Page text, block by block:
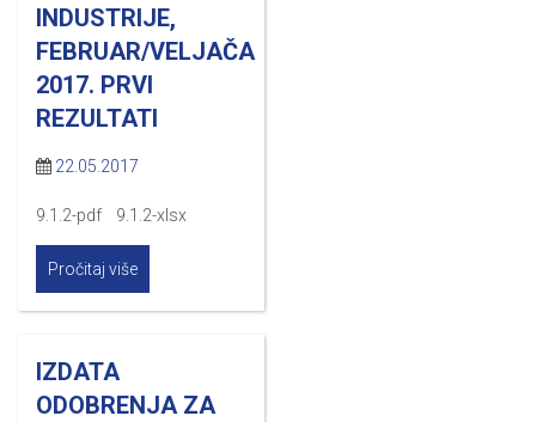
INDUSTRIJE,
FEBRUAR/VELJAČA
2017. PRVI
REZULTATI
22.05.2017
9.1.2-pdf 9.1.2-xlsx
Pročitaj više
IZDATA
ODOBRENJA ZA